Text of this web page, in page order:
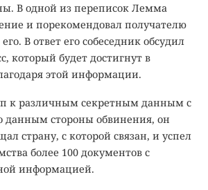
В одной из переписок Лемма
и порекомендовал получателю
В ответ его собеседник обсудил
который будет достигнут в
этой информации.
к различным секретным данным с
данным стороны обвинения, он
страну, с которой связан, и успел
более 100 документов с
информацией.